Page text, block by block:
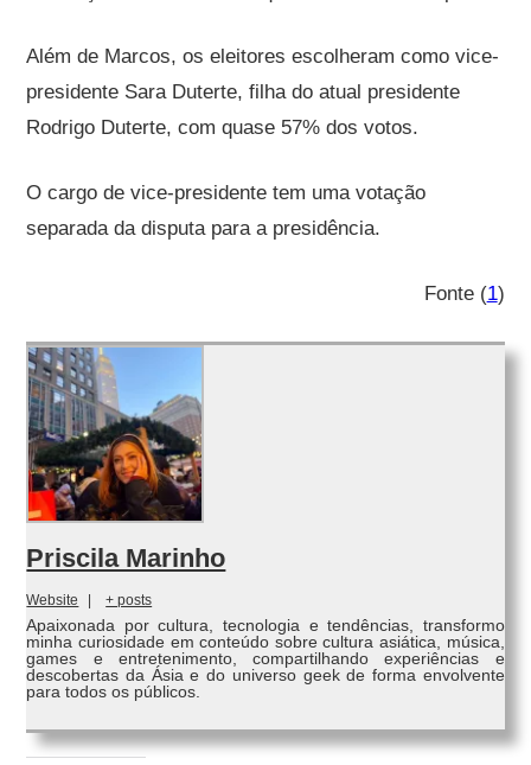
Além de Marcos, os eleitores escolheram como vice-
presidente Sara Duterte, filha do atual presidente
Rodrigo Duterte, com quase 57% dos votos.
O cargo de vice-presidente tem uma votação
separada da disputa para a presidência.
Fonte (1)
Priscila Marinho
Website | + posts
Apaixonada por cultura, tecnologia e tendências, transformo
minha curiosidade em conteúdo sobre cultura asiática, música,
games e entretenimento, compartilhando experiências e
descobertas da Ásia e do universo geek de forma envolvente
para todos os públicos.